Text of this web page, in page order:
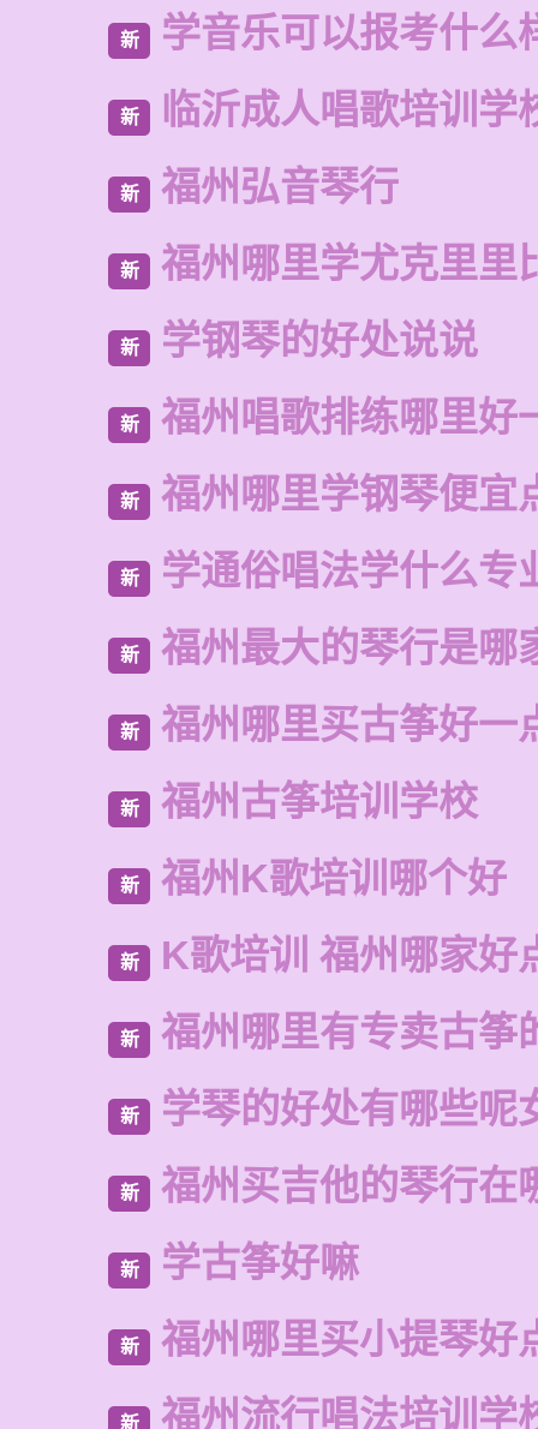
新 学音乐可以报考什么
新 临沂成人唱歌培训学
新 福州弘音琴行
新 福州哪里学尤克里里
新 学钢琴的好处说说
新 福州唱歌排练哪里好
新 福州哪里学钢琴便宜
新 学通俗唱法学什么专
新 福州最大的琴行是哪
新 福州哪里买古筝好一
新 福州古筝培训学校
新 福州K歌培训哪个好
新 K歌培训 福州哪家好
新 福州哪里有专卖古筝
新 学琴的好处有哪些呢
新 福州买吉他的琴行在
新 学古筝好嘛
新 福州哪里买小提琴好
新 福州流行唱法培训学